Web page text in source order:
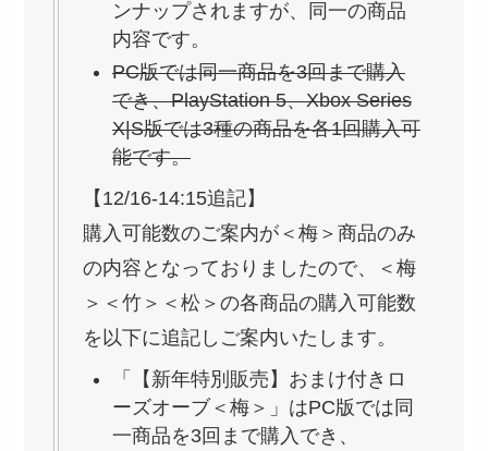
ンナップされますが、同一の商品
内容です。
PC版では同一商品を3回まで購入
でき、PlayStation 5、Xbox Series
X|S版では3種の商品を各1回購入可
能です。
【12/16-14:15追記】
購入可能数のご案内が＜梅＞商品のみ
の内容となっておりましたので、＜梅
＞＜竹＞＜松＞の各商品の購入可能数
を以下に追記しご案内いたします。
「【新年特別販売】おまけ付きロ
ーズオーブ＜梅＞」はPC版では同
一商品を3回まで購入でき、